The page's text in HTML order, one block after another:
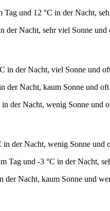
Tag und 12 °C in der Nacht,
der Nacht, sehr viel Sonne und
in der Nacht, viel Sonne und
der Nacht, kaum Sonne und
in der Nacht, wenig Sonne und
in der Nacht, wenig Sonne und
Tag und -3 °C in der Nacht,
der Nacht, kaum Sonne und